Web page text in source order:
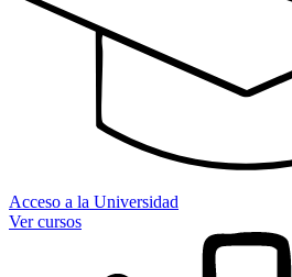
Acceso a la Universidad
Ver cursos